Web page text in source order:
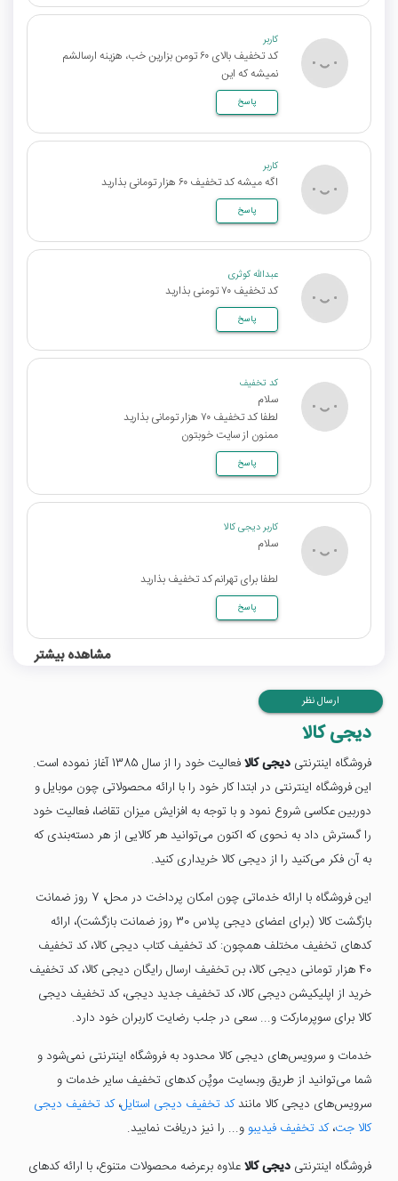
کاربر
کد تخفیف بالای ۶۰ تومن بزارین خب، هزینه ارسالشم
نمیشه که این
پاسخ
کاربر
اگه میشه کد تخفیف ۶۰ هزار تومانی بذارید
پاسخ
عبدالله کوثری
کد تخفیف ۷۰ تومنی بذارید
پاسخ
کد تخفیف
سلام
لطفا کد تخفیف ۷۰ هزار تومانی بذارید
ممنون از سایت خوبتون
پاسخ
کاربر دیجی کالا
سلام
لطفا برای تهرانم کد تخفیف بذارید
پاسخ
مشاهده بیشتر
ارسال نظر
دیجی کالا
فروشگاه اینترنتی دیجی کالا
فعالیت خود را از سال 1385 آغاز نموده است.
این فروشگاه اینترنتی در ابتدا کار خود را با ارائه محصولاتی چون موبایل و
دوربین عکاسی شروع نمود و با توجه به افزایش میزان تقاضا، فعالیت خود
را گسترش داد به نحوی که اکنون می‌توانید هر کالایی از هر دسته‌بندی که
به آن فکر می‌کنید را از دیجی کالا خریداری کنید.
این فروشگاه با ارائه خدماتی چون امکان پرداخت در محل، 7 روز ضمانت
بازگشت کالا (برای اعضای دیجی پلاس 30 روز ضمانت بازگشت)، ارائه
کدهای تخفیف مختلف همچون: کد تخفیف کتاب دیجی کالا، کد تخفیف
40 هزار تومانی دیجی کالا، بن تخفیف ارسال رایگان دیجی کالا، کد تخفیف
خرید از اپلیکیشن دیجی کالا، کد تخفیف جدید دیجی، کد تخفیف دیجی
کالا برای سوپرمارکت و... سعی در جلب رضایت کاربران خود دارد.
خدمات و سرویس‌های دیجی کالا محدود به فروشگاه اینترنتی نمی‌شود و
شما می‌توانید از طریق وبسایت موپُن کدهای تخفیف سایر خدمات و
سرویس‌های دیجی کالا مانندکد تخفیف دیجی استایل،کد تخفیف دیجی
کالا جت،کد تخفیف فیدیبو و... را نیز دریافت نمایید.
فروشگاه اینترنتی دیجی کالاعلاوه برعرضه محصولات متنوع، با ارائه کدهای